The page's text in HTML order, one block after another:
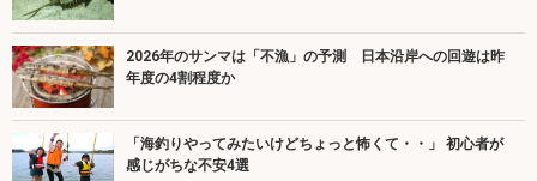
2026年のサンマは「不漁」の予測 日本沿岸への回遊は昨
年度の4割程度か
「海釣りやってみたいけどちょっと怖くて・・」 初心者が
感じがちな不安4選